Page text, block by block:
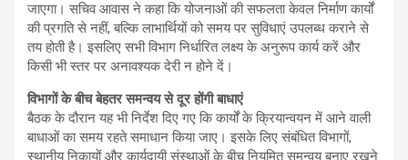
जाएगा। सचिव आवास ने कहा कि योजनाओं की सफलता केवल निर्माण कार्यों
की प्रगति से नहीं, बल्कि लाभार्थियों को समय पर सुविधाएं उपलब्ध कराने से
तय होती है। इसलिए सभी विभाग निर्धारित लक्ष्य के अनुरूप कार्य करें और
किसी भी स्तर पर अनावश्यक देरी न होने दें।
विभागों के बीच बेहतर समन्वय से दूर होंगी बाधाएं
बैठक के दौरान यह भी निर्देश दिए गए कि कार्यों के क्रियान्वयन में आने वाली
बाधाओं का समय रहते समाधान किया जाए। इसके लिए संबंधित विभागों,
स्थानीय निकायों और कार्यदायी संस्थाओं के बीच नियमित समन्वय बनाए रखने